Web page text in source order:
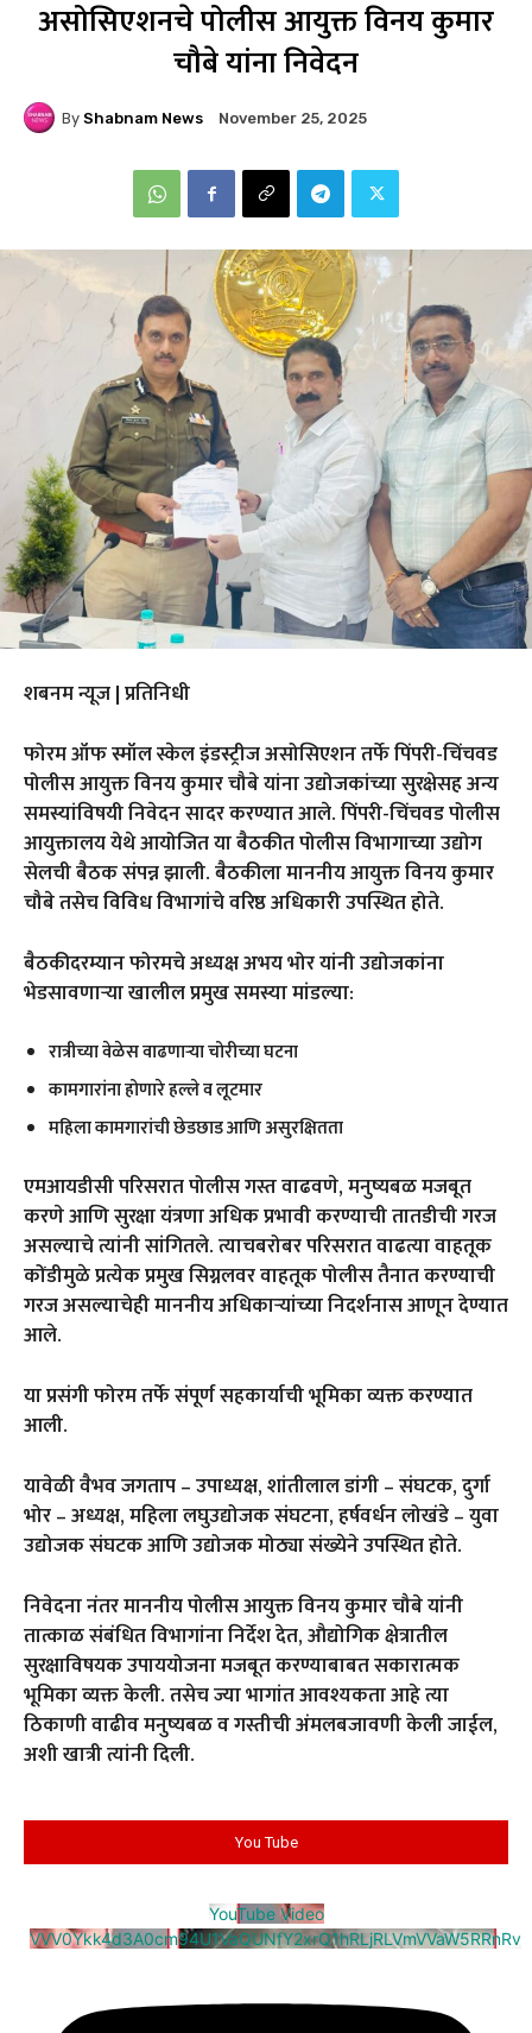
असोसिएशनचे पोलीस आयुक्त विनय कुमार
चौबे यांना निवेदन
By Shabnam News November 25, 2025
शबनम न्यूज | प्रतिनिधी
फोरम ऑफ स्मॉल स्केल इंडस्ट्रीज असोसिएशन तर्फे पिंपरी-चिंचवड
पोलीस आयुक्त विनय कुमार चौबे यांना उद्योजकांच्या सुरक्षेसह अन्य
समस्यांविषयी निवेदन सादर करण्यात आले. पिंपरी-चिंचवड पोलीस
आयुक्तालय येथे आयोजित या बैठकीत पोलीस विभागाच्या उद्योग
सेलची बैठक संपन्न झाली. बैठकीला माननीय आयुक्त विनय कुमार
चौबे तसेच विविध विभागांचे वरिष्ठ अधिकारी उपस्थित होते.
बैठकीदरम्यान फोरमचे अध्यक्ष अभय भोर यांनी उद्योजकांना
भेडसावणाऱ्या खालील प्रमुख समस्या मांडल्या:
रात्रीच्या वेळेस वाढणाऱ्या चोरीच्या घटना
कामगारांना होणारे हल्ले व लूटमार
महिला कामगारांची छेडछाड आणि असुरक्षितता
एमआयडीसी परिसरात पोलीस गस्त वाढवणे, मनुष्यबळ मजबूत
करणे आणि सुरक्षा यंत्रणा अधिक प्रभावी करण्याची तातडीची गरज
असल्याचे त्यांनी सांगितले. त्याचबरोबर परिसरात वाढत्या वाहतूक
कोंडीमुळे प्रत्येक प्रमुख सिग्नलवर वाहतूक पोलीस तैनात करण्याची
गरज असल्याचेही माननीय अधिकाऱ्यांच्या निदर्शनास आणून देण्यात
आले.
या प्रसंगी फोरम तर्फे संपूर्ण सहकार्याची भूमिका व्यक्त करण्यात
आली.
यावेळी वैभव जगताप – उपाध्यक्ष, शांतीलाल डांगी – संघटक, दुर्गा
भोर – अध्यक्ष, महिला लघुउद्योजक संघटना, हर्षवर्धन लोखंडे – युवा
उद्योजक संघटक आणि उद्योजक मोठ्या संख्येने उपस्थित होते.
निवेदना नंतर माननीय पोलीस आयुक्त विनय कुमार चौबे यांनी
तात्काळ संबंधित विभागांना निर्देश देत, औद्योगिक क्षेत्रातील
सुरक्षाविषयक उपाययोजना मजबूत करण्याबाबत सकारात्मक
भूमिका व्यक्त केली. तसेच ज्या भागांत आवश्यकता आहे त्या
ठिकाणी वाढीव मनुष्यबळ व गस्तीची अंमलबजावणी केली जाईल,
अशी खात्री त्यांनी दिली.
You Tube
YouTube Video
VVV0Ykk4d3A0cm94U1VaQUNfY2xrQ1hRLjRLVmVVaW5RRnRv